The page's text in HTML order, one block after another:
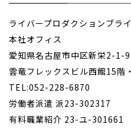
ライバープロダクションブラ
本社オフィス
愛知県名古屋市中区新栄2-1-9
雲竜フレックスビル西館15階
TEL:052-228-6870
労働者派遣 派23-302317
有料職業紹介 23-ユ-301661